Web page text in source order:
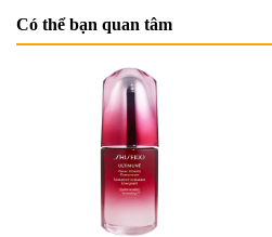
Có thể bạn quan tâm